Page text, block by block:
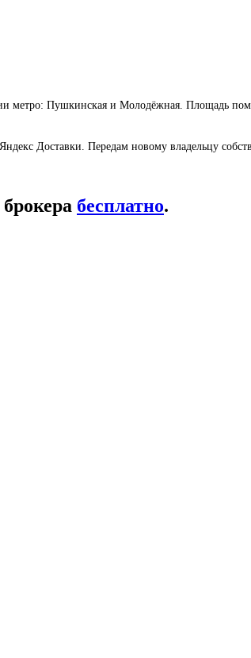
метро: Пушкинская и Молодёжная. Площадь
Доставки. Передам новому владельцу
бесплатно.